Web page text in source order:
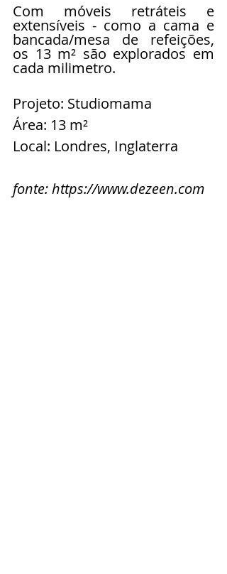
Com móveis retráteis e
extensíveis - como a cama e
bancada/mesa de refeições,
os 13 m² são explorados em
cada milimetro.
Projeto: Studiomama
Área: 13 m²
Local: Londres, Inglaterra
fonte: https://www.dezeen.com